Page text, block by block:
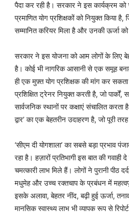
पैदा कर रही है। सरकार ने इस कार्यक्रम
प्रमाणित योग प्रशिक्षकों को नियुक्त किया
सम्मानित करियर मिला है और उनकी ऊर्जा
सरकार ने इस योजना को आम लोगों के लिए
है। कोई भी नागरिक आसानी से एक समूह
ही एक मुफ़्त योग प्रशिक्षक की मांग कर
प्रशिक्षित ट्रेनर नियुक्त करती है, जो पार्कों,
सार्वजनिक स्थानों पर कक्षाएं संचालित
द्वार’ का एक बेहतरीन उदाहरण है, जो पूरी
‘सीएम दी योगशाला’ का सबसे बड़ा प्रभाव
रहा है। हज़ारों प्रतिभागी इस बात की गवाही
चमत्कारी लाभ मिले हैं। लोगों ने पुरानी पीठ
मधुमेह और उच्च रक्तचाप के प्रबंधन में
इसके अलावा, बेहतर नींद, बढ़ी हुई ऊर्जा,
मानसिक स्वास्थ्य लाभ भी व्यापक रूप से